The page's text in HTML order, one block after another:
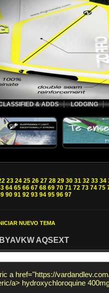
& ADDS LODGING
23 24 25 26 27 28 29 30 31 32 33 34
64 65 66 67 68 69 70 71 72 73 74 75
90 91 92 93 94 95 96 97
NUEVO TEMA
AQSEXT
a href="https://
a> hydroxychloroquine